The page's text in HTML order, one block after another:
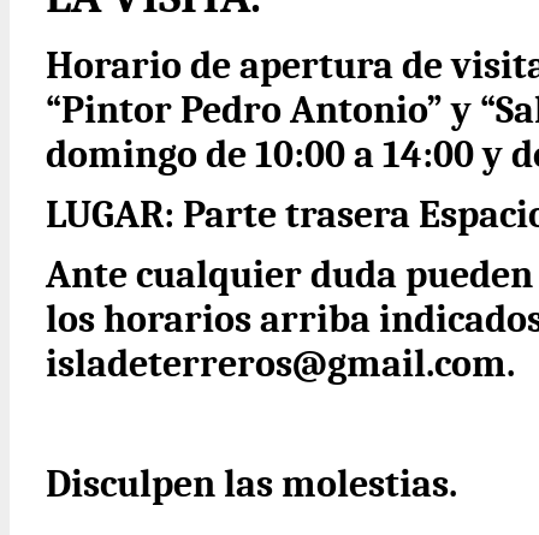
Horario de apertura de
“Pintor Pedro Antonio” y
domingo de 10:00 a 14:00 y
LUGAR: Parte trasera
Ante cualquier duda
los horarios arriba
isladeterreros@gmail.com.
Disculpen las molestias.